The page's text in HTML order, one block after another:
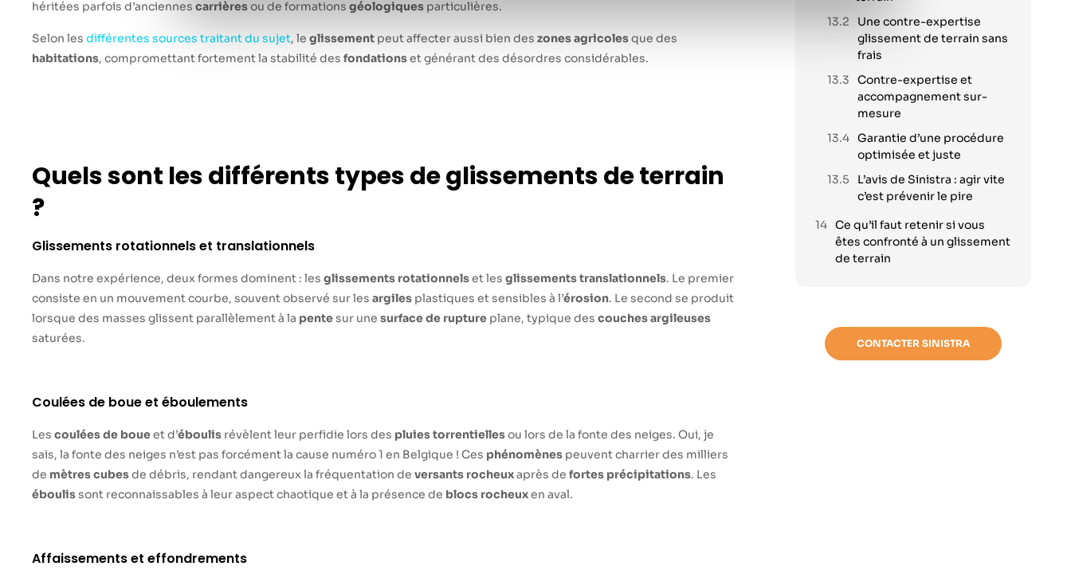
héritées parfois d’anciennescarrièresou de formationsgéologiques particulières.
Selon lesdifférentes sources traitant du sujet, leglissement peut affecter aussi bien deszones agricolesque des
habitations, compromettant fortement la stabilité desfondationset générant des désordres considérables.
Quels sont les différents types de glissements de terrain
?
Glissements rotationnels et translationnels
Dans notre expérience, deux formes dominent : lesglissements rotationnelset lesglissements translationnels. Le premier
consiste en un mouvement courbe, souvent observé sur lesargiles plastiques et sensibles à l’érosion. Le second se produit
lorsque des masses glissent parallèlement à la pentesur unesurface de rupture plane, typique descouches argileuses
saturées.
Coulées de boue et éboulements
Lescoulées de boueet d’éboulis révèlent leur perfidie lors des pluies torrentiellesou lors de la fonte des neiges. Oui, je
sais, la fonte des neiges n’est pas forcément la cause numéro 1 en Belgique ! Ces phénomènes peuvent charrier des milliers
de mètres cubesde débris, rendant dangereux la fréquentation deversants rocheuxaprès defortes précipitations. Les
éboulissont reconnaissables à leur aspect chaotique et à la présence de blocs rocheuxen aval.
Affaissements et effondrements
Une contre-expertise
glissement de terrain sans
frais
Contre-expertise et
accompagnement sur-
mesure
Garantie d’une procédure
optimisée et juste
L’avis de Sinistra : agir vite
c’est prévenir le pire
Ce qu’il faut retenir si vous
êtes confronté à un glissement
de terrain
CONTACTER SINISTRA